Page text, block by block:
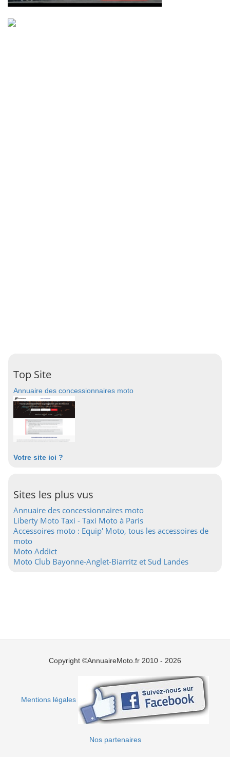
Top Site
Annuaire des concessionnaires moto
Votre site ici ?
Sites les plus vus
Annuaire des concessionnaires moto
Liberty Moto Taxi - Taxi Moto à Paris
Accessoires moto : Equip' Moto, tous les accessoires de
moto
Moto Addict
Moto Club Bayonne-Anglet-Biarritz et Sud Landes
Copyright ©AnnuaireMoto.fr 2010 - 2026
Mentions légales
Nos partenaires